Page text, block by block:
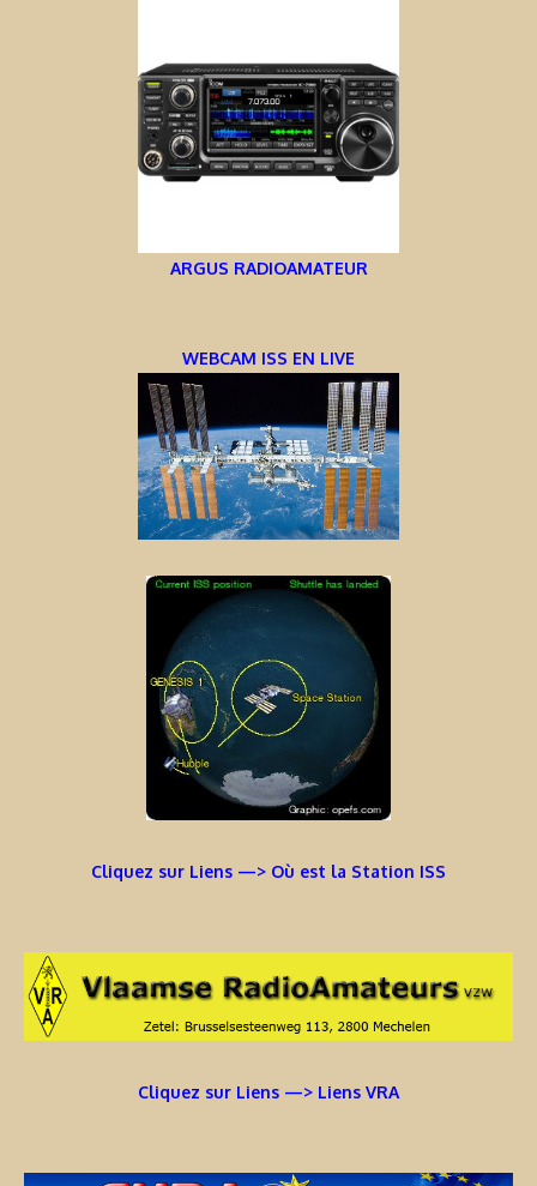
ARGUS RADIOAMATEUR
WEBCAM ISS EN LIVE
Cliquez sur Liens —> Où est la Station ISS
Cliquez sur Liens —> Liens VRA